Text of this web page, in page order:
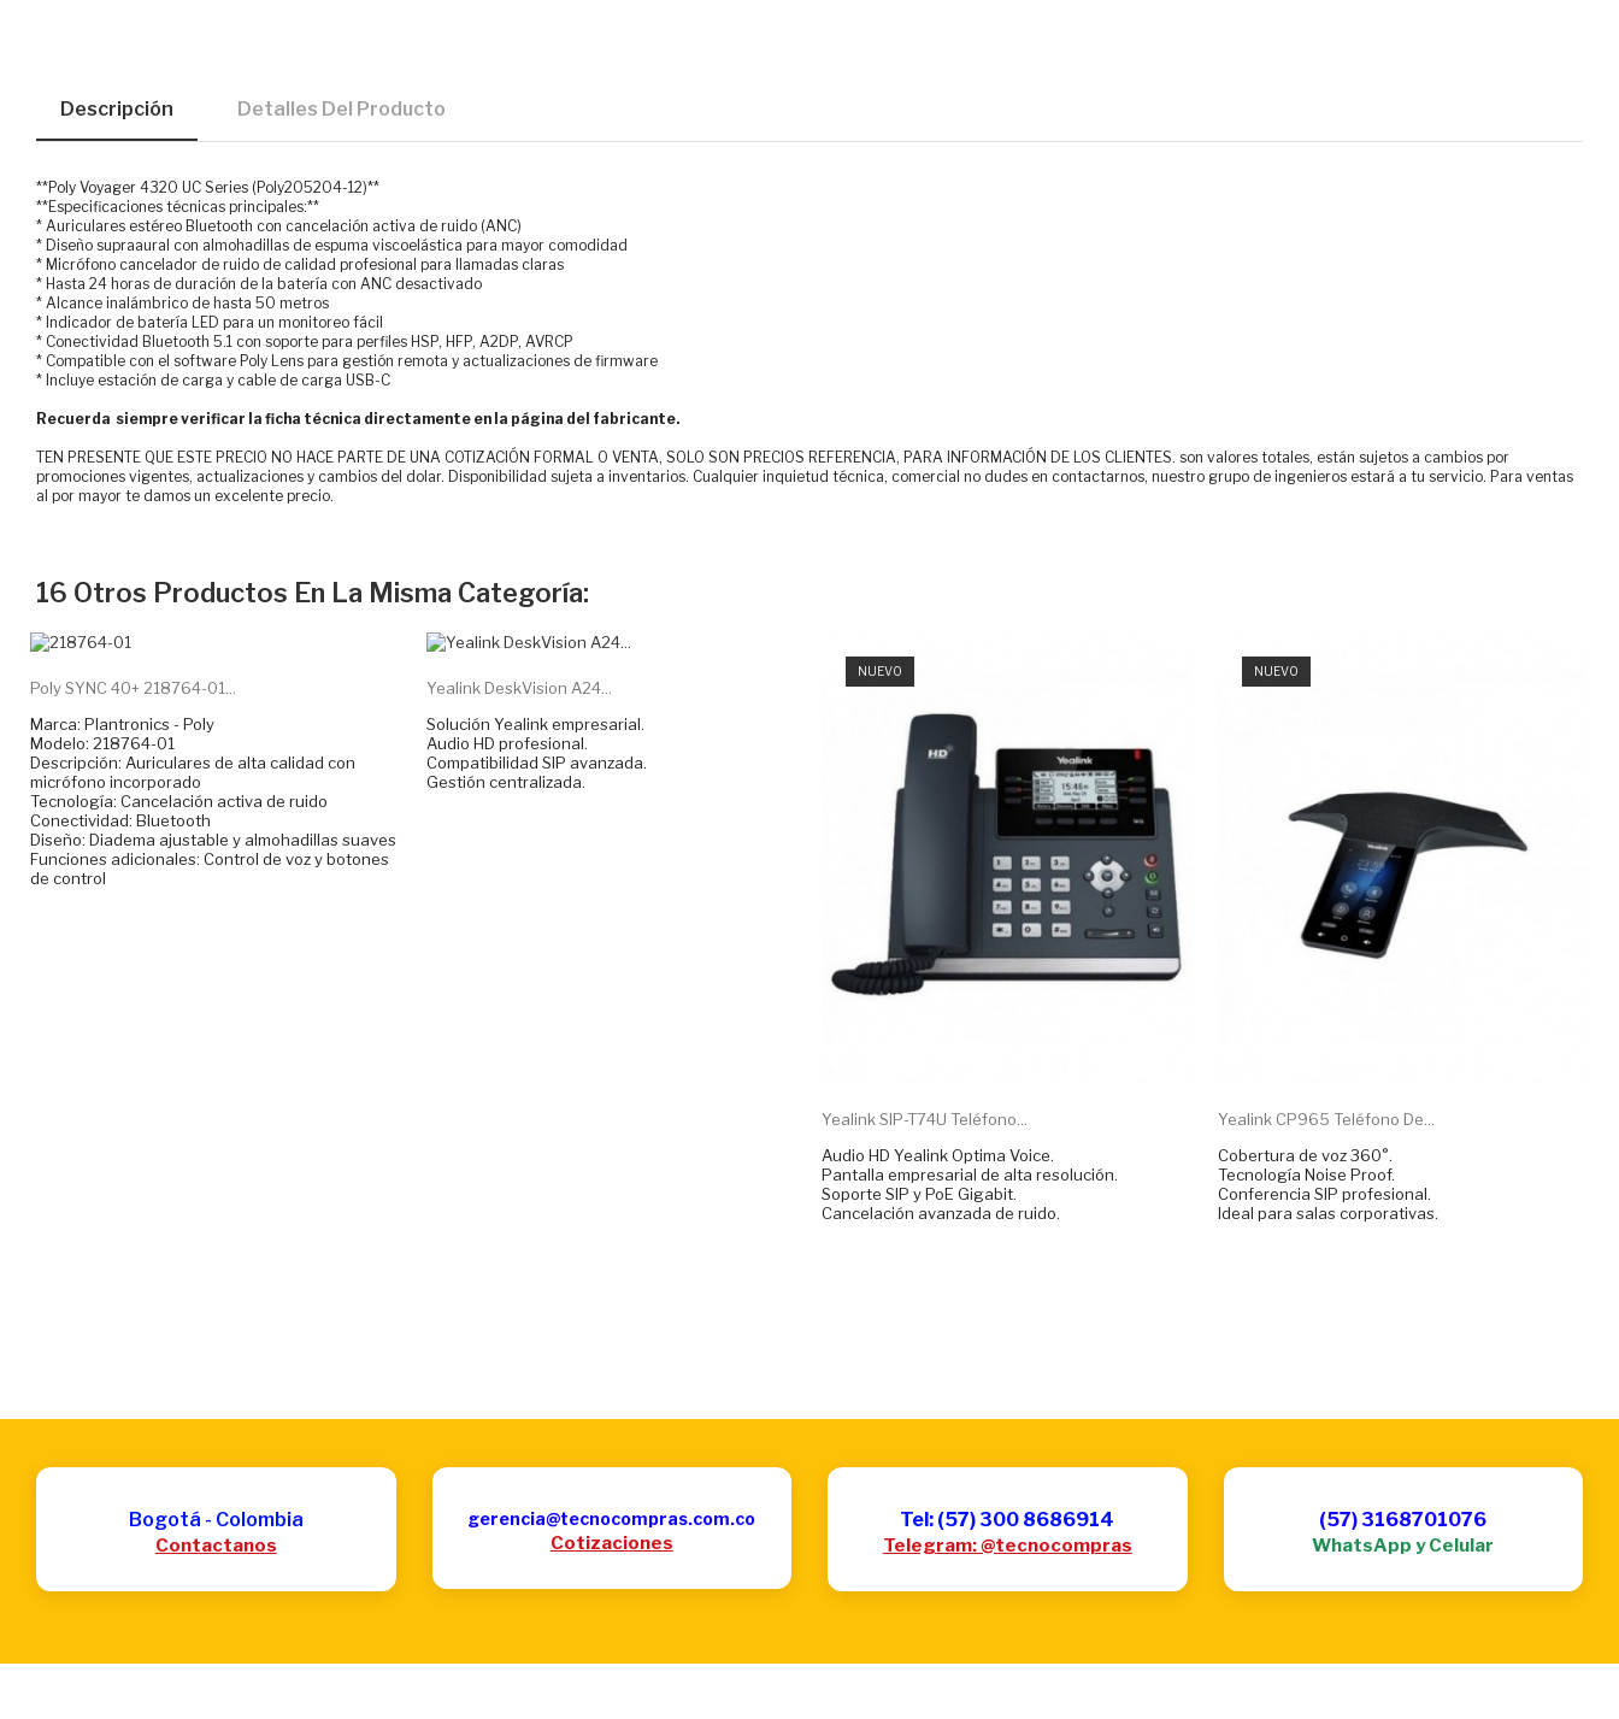
Descripción Detalles Del Producto
**Poly Voyager 4320 UC Series (Poly205204-12)**
**Especificaciones técnicas principales:**
* Auriculares estéreo Bluetooth con cancelación activa de ruido (ANC)
* Diseño supraaural con almohadillas de espuma viscoelástica para mayor comodidad
* Micrófono cancelador de ruido de calidad profesional para llamadas claras
* Hasta 24 horas de duración de la batería con ANC desactivado
* Alcance inalámbrico de hasta 50 metros
* Indicador de batería LED para un monitoreo fácil
* Conectividad Bluetooth 5.1 con soporte para perfiles HSP, HFP, A2DP, AVRCP
* Compatible con el software Poly Lens para gestión remota y actualizaciones de firmware
* Incluye estación de carga y cable de carga USB-C
Recuerda siempre verificar la ficha técnica directamente en la página del fabricante.
TEN PRESENTE QUE ESTE PRECIO NO HACE PARTE DE UNA COTIZACIÓN FORMAL O VENTA, SOLO SON PRECIOS REFERENCIA, PARA INFORMACIÓN DE LOS CLIENTES. son valores totales, están sujetos a cambios por
promociones vigentes, actualizaciones y cambios del dolar. Disponibilidad sujeta a inventarios. Cualquier inquietud técnica, comercial no dudes en contactarnos, nuestro grupo de ingenieros estará a tu servicio. Para ventas
al por mayor te damos un excelente precio.
16 Otros Productos En La Misma Categoría:
Poly SYNC 40+ 218764-01...
Marca: Plantronics - Poly
Modelo: 218764-01
Descripción: Auriculares de alta calidad con
micrófono incorporado
Tecnología: Cancelación activa de ruido
Conectividad: Bluetooth
Diseño: Diadema ajustable y almohadillas suaves
Funciones adicionales: Control de voz y botones
de control
Yealink DeskVision A24...
Solución Yealink empresarial.
Audio HD profesional.
Compatibilidad SIP avanzada.
Gestión centralizada.
NUEVO
Yealink SIP-T74U Teléfono...
Audio HD Yealink Optima Voice.
Pantalla empresarial de alta resolución.
Soporte SIP y PoE Gigabit.
Cancelación avanzada de ruido.
NUEVO
Yealink CP965 Teléfono De...
Cobertura de voz 360°.
Tecnología Noise Proof.
Conferencia SIP profesional.
Ideal para salas corporativas.
Bogotá - Colombia
Contactanos
gerencia@tecnocompras.com.co
Cotizaciones
Tel: (57) 300 8686914
Telegram: @tecnocompras
(57) 3168701076
WhatsApp y Celular